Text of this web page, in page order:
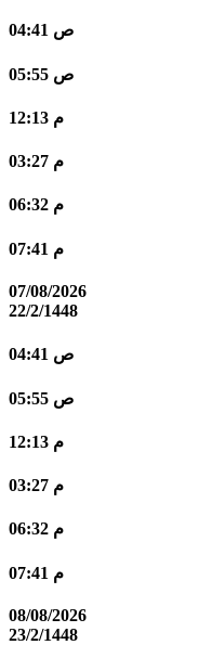
04:41 ص
05:55 ص
12:13 م
03:27 م
06:32 م
07:41 م
07/08/2026
22/2/1448
04:41 ص
05:55 ص
12:13 م
03:27 م
06:32 م
07:41 م
08/08/2026
23/2/1448